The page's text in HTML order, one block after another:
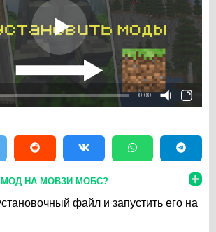
0:00
МОД НА МОВЗИ МОБС?
файл и запустить его на